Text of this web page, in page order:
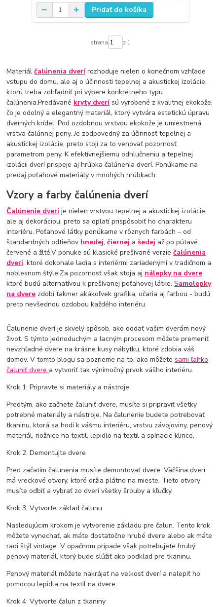
Pridať do košíka
strana z 1
Materiálčalúnenia dverírozhoduje nielen o konečnom vzhľade
vstupu do domu, ale aj o účinnosti tepelnej a akustickej izolácie,
ktorú treba zohľadniť pri výbere konkrétneho typu
čalúnenia.Predávané kryty dverísú vyrobené z kvalitnej ekokože,
čo je odolný a elegantný materiál, ktorý vytvára estetickú úpravu
dverných krídel. Pod ozdobnou vrstvou ekokože je umiestnená
vrstva čalúnnej peny. Je zodpovedný za účinnosť tepelnej a
akustickej izolácie, preto stojí za to venovať pozornosť
parametrom peny. K efektívnejšiemu odhlučneniu a tepelnej
izolácii dverí prispeje aj hrúbka čalúnenia dverí. Ponúkame na
predaj poťahové materiály v mnohých hrúbkach.
Vzory a farby čalúnenia dverí
Čalúnenie dveríje nielen vrstvou tepelnej a akustickej izolácie,
ale aj dekoráciou, preto sa oplatí prispôsobiť ho charakteru
interiéru. Poťahové látky ponúkame v rôznych farbách – od
štandardných odtieňov hnedej,čiernej ašedej až po pútavé
červené a žlté.V ponuke sú klasické prešívané verziečalúnenia
dverí, ktoré dokonale ladia s interiérmi zariadenými v tradičnom a
noblesnom štýle.Za pozornosť však stoja aj nálepky na dvere,
ktoré budú alternatívou k prešívanej poťahovej látke.Samolepky
na dvere zdobí takmer akákoľvek grafika, očaria aj farbou - budú
preto nevšednou ozdobou každého interiéru.
Čalunenie dverí je skvelý spôsob, ako dodať vašim dverám nový
život. S týmto jednoduchým a lacným procesom môžete premeniť
nevzhľadné dvere na krásne kusy nábytku, ktoré zdobia váš
domov. V tomto blogu sa pozrieme na to, ako môžetesami ľahko
čaluniť dvere a vytvoriť tak výnimočný prvok vášho interiéru.
Krok 1: Pripravte si materiály a nástroje
Predtým, ako začnete čaluniť dvere, musíte si pripraviť všetky
potrebné materiály a nástroje. Na čalunenie budete potrebovať
tkaninu, ktorá sa hodí k vášmu interiéru, vrstvu závojoviny, penový
materiál, nožnice na textil, lepidlo na textil a spínacie klince.
Krok 2: Demontujte dvere
Pred začatím čalunenia musíte demontovať dvere. Väčšina dverí
má vreckové otvory, ktoré držia plátno na mieste. Tieto otvory
musíte odbiť a vybrať zo dverí všetky šrouby a kľučky.
Krok 3: Vytvorte základ čalunu
Nasledujúcim krokom je vytvorenie základu pre čalun. Tento krok
môžete vynechať, ak máte dostatočne hrubé dvere alebo ak máte
radi štýl vintage. V opačnom prípade však potrebujete hrubý
penový materiál, ktorý bude slúžiť ako podklad pre tkaninu.
Penový materiál môžete nakrájať na veľkosť dverí a nalepiť ho
pomocou lepidla na textil na dvere.
Krok 4: Vytvorte čalun z tkaniny